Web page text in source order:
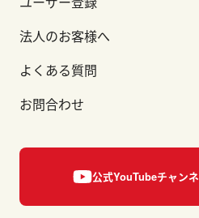
法人のお客様へ
よくある質問
お問合わせ